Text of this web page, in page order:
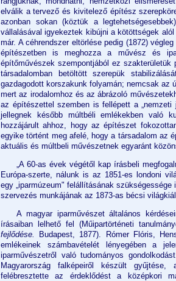
elválik a tervező és kivitelező építész
azonban sokan (köztük a
vállalásával igyekeztek kibújni a kötöttségek
már. A céhrendszer eltörlése pedig (1872)
építészetben is meghozza a művész és
építőművészek szempontjából ez
társadalomban betöltött szerepük
gazdagodott korszakunk folyamán; nemcsak az
mert az irodalomhoz és az ábrázoló
az építészettel szemben is fellépett a
jellegnek később múltbéli emlékekben való
hozzájárult ahhoz, hogy az építészet
egyike történt meg afelé, hogy a társadalom az
aktuális és múltbeli művészetnek egyaránt
„A 60-as évek végétől kap írásbeli
Európa-szerte, nálunk is az 1851-es londoni
egy „iparmúzeum" felállításának
szervezés munkájának az 1873-as bécsi
A magyar iparművészet általános
írásaiban lelhető fel (Műipartörténeti
fejlődése.
Budapest, 1877). Rómer Flóris,
emlékeinek számbavételét lényegében a
iparművészetről való tudományos
Magyarország falképeiről készült
felébresztette az érdeklődést a középkori